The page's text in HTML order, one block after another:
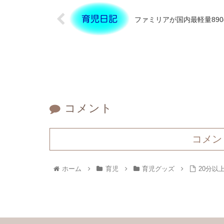
ファミリアが国内最軽量
コメント
コメ
ホーム 育児 育児グッズ 20分以